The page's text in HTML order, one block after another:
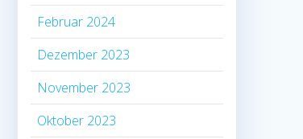
Februar 2024
Dezember 2023
November 2023
Oktober 2023